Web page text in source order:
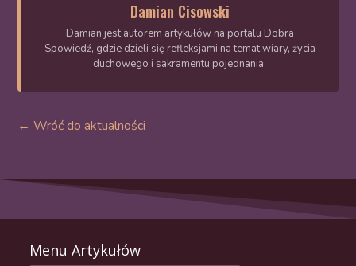
Damian Cisowski
Damian jest autorem artykułów na portalu Dobra
Spowiedź, gdzie dzieli się refleksjami na temat wiary, życia
duchowego i sakramentu pojednania.
← Wróć do aktualności
Menu Artykułów